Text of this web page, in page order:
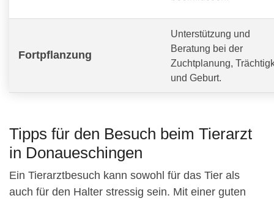
Fortpflanzung
Unterstützung und
Beratung bei der
Zuchtplanung,
und Geburt.
Tipps für den Besuch beim Tierarzt
in Donaueschingen
Ein Tierarztbesuch kann sowohl für das Tier als
auch für den Halter stressig sein. Mit einer guten